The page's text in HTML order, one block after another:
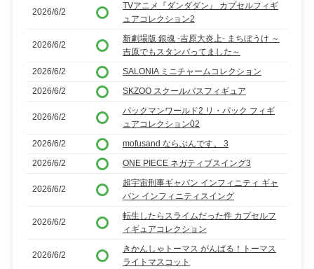
2026/6/2
TVアニメ『ダンダダン』 カプセルフィギ
ュアコレクション2
2026/6/2
新劇場版 銀魂 -吉原大炎上- まちぼうけ ～
吉原でもスタンバってました～
2026/6/2
SALONIA ミニチャームコレクション
2026/6/2
SKZOO スクールバスフィギュア
2026/6/2
パックマンワールド2 リ・パック フィギ
ュアコレクション02
2026/6/2
mofusand ならぶんです。 3
2026/6/2
ONE PIECE ネガティブスイング3
2026/6/2
超宇宙刑事ギャバン インフィニティ ギャ
バン インフィニティスイング
2026/6/2
転生したらスライムだった件 カプセルフ
ィギュアコレクション
2026/6/2
きかんしゃトーマス がんばる！トーマス
ライトマスコット